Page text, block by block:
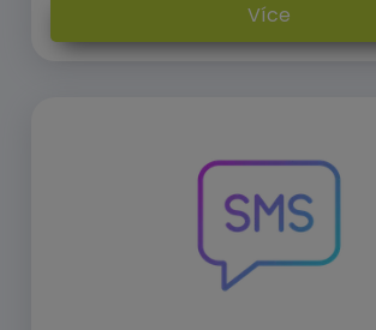
Více